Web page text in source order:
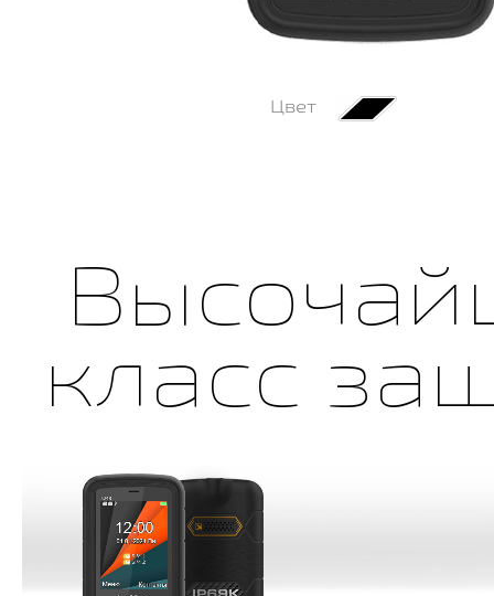
Цвет
класс